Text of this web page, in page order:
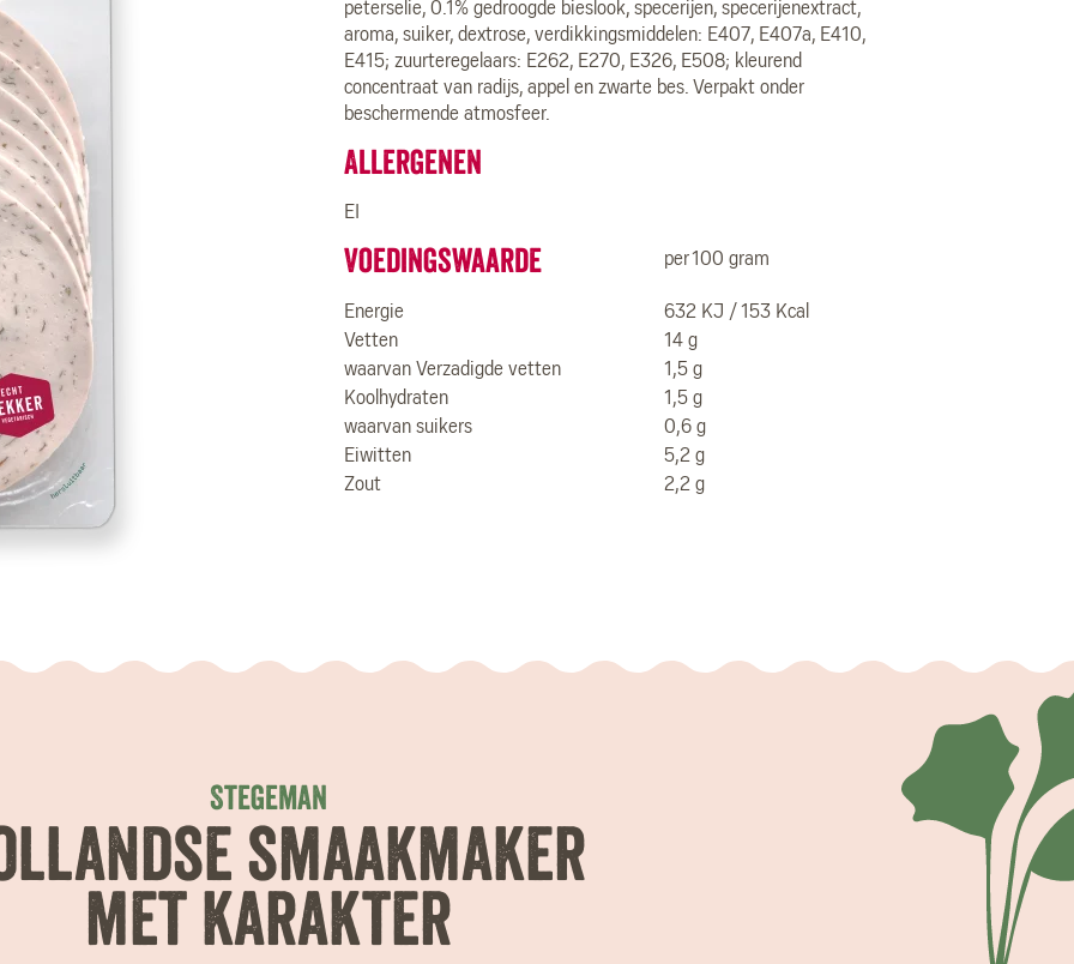
peterselie, 0.1% gedroogde bieslook, specerijen, specerijenextract,
aroma, suiker, dextrose, verdikkingsmiddelen: E407, E407a, E410,
E415; zuurteregelaars: E262, E270, E326, E508; kleurend
concentraat van radijs, appel en zwarte bes. Verpakt onder
beschermende atmosfeer.
Allergenen
EI
Voedingswaarde per 100 gram
Energie
632 KJ / 153 Kcal
Vetten
14 g
waarvan Verzadigde vetten
1,5 g
Koolhydraten
1,5 g
waarvan suikers
0,6 g
Eiwitten
5,2 g
Zout
2,2 g
Stegeman
smaakmaker
met karakter